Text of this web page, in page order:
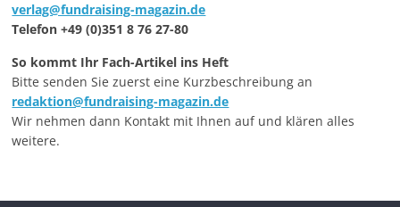
verlag@fundraising-magazin.de
Telefon +49 (0)351 8 76 27-80
So kommt Ihr Fach-Artikel ins Heft
Bitte senden Sie zuerst eine Kurzbeschreibung an
redaktion@fundraising-magazin.de
Wir nehmen dann Kontakt mit Ihnen auf und klären alles
weitere.